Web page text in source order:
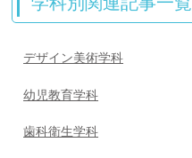
デザイン美術学科
幼児教育学科
歯科衛生学科